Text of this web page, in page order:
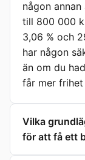
någon
till 800 000
3,06 % och
har någon
än om du
får mer
Vilka
för att få ett